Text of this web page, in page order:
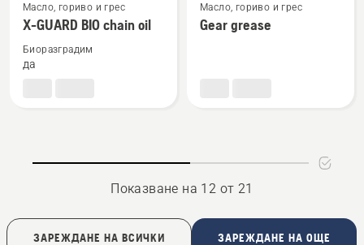
повече
подробности
за
Масло, гориво и грес
X-GUARD BIO chain oil
Биоразградим
да
повече
подробности
Масло, гориво и грес
Gear grease
Показване на 12 от 21
ЗАРЕЖДАНЕ НА ВСИЧКИ ЗАРЕЖДАНЕ НА ОЩЕ